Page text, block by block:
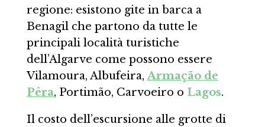
regione: esistono gite in barca a
Benagil che partono da tutte le
principali località turistiche
dell’Algarve come possono essere
Vilamoura, Albufeira,Armação de
Pêra, Portimão, Carvoeiro o Lagos.
Il costo dell’escursione alle grotte di